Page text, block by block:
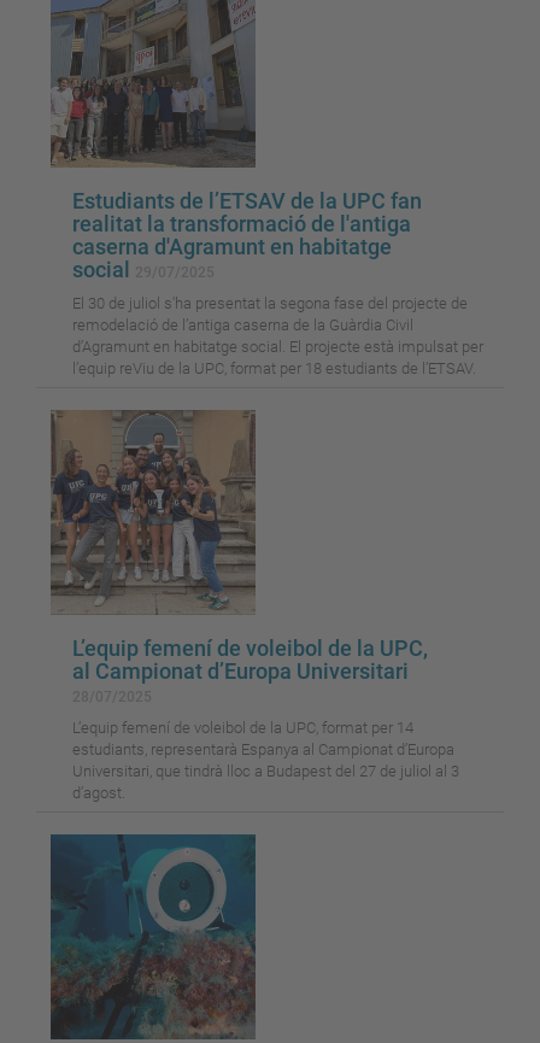
Estudiants de l’ETSAV de la UPC fan
realitat la transformació de l'antiga
caserna d'Agramunt en habitatge
social
El 30 de juliol s'ha presentat la segona fase del projecte de
remodelació de l’antiga caserna de la Guàrdia Civil
d’Agramunt en habitatge social. El projecte està impulsat per
l’equip reViu de la UPC, format per 18 estudiants de l’ETSAV.
L’equip femení de voleibol de la UPC,
al Campionat d’Europa Universitari
L’equip femení de voleibol de la UPC, format per 14
estudiants, representarà Espanya al Campionat d’Europa
Universitari, que tindrà lloc a Budapest del 27 de juliol al 3
d’agost.